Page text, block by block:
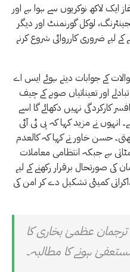
ایک لاکھ نوکریوں سے ہوا ہے اور
لوکل گورنمنٹ اور دیگر
لیے ضروری کارروائی شروع کرنے
کے جوابات دیتے ہوئے ایس اے
اور تعیناتیاں صوبے کے چیف
کارکردگی نہیں دکھائے گا اسے
انہوں نے مزید کہا کہ پی ٹی آئی
حسن خاور نے کہا کہ کالعدم
ہے جبکہ انتظامی معاملات
صورتحال برقرار رکھنے کے لیے
کمیٹی تشکیل دے کر امن کی
عظمیٰ بخاری کا
ہونے کا مطالبہ۔